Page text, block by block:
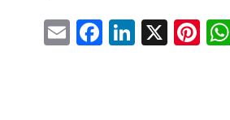
E
m
F
a
Li
nk
X Pi
nt